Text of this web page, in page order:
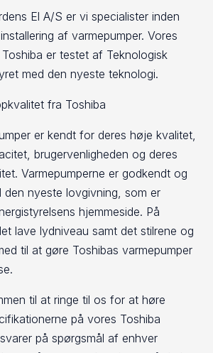
El A/S er vi specialister inden
af varmepumper. Vores
er testet af Teknologisk
med den nyeste teknologi.
fra Toshiba
er kendt for deres høje kvalitet,
brugervenligheden og deres
Varmepumperne er godkendt og
den nyeste lovgivning, som er
hjemmeside. På
lave lydniveau samt det stilrene og
til at gøre Toshibas varmepumper
til at ringe til os for at høre
på vores Toshiba
på spørgsmål af enhver